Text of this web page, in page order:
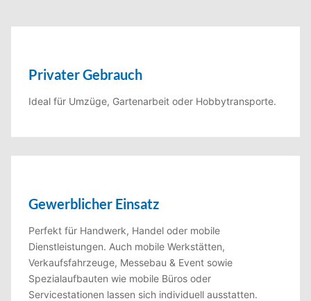
Privater Gebrauch
Ideal für Umzüge, Gartenarbeit oder Hobbytransporte.
Gewerblicher Einsatz
Perfekt für Handwerk, Handel oder mobile
Dienstleistungen. Auch mobile Werkstätten,
Verkaufsfahrzeuge, Messebau & Event sowie
Spezialaufbauten wie mobile Büros oder
Servicestationen lassen sich individuell ausstatten.